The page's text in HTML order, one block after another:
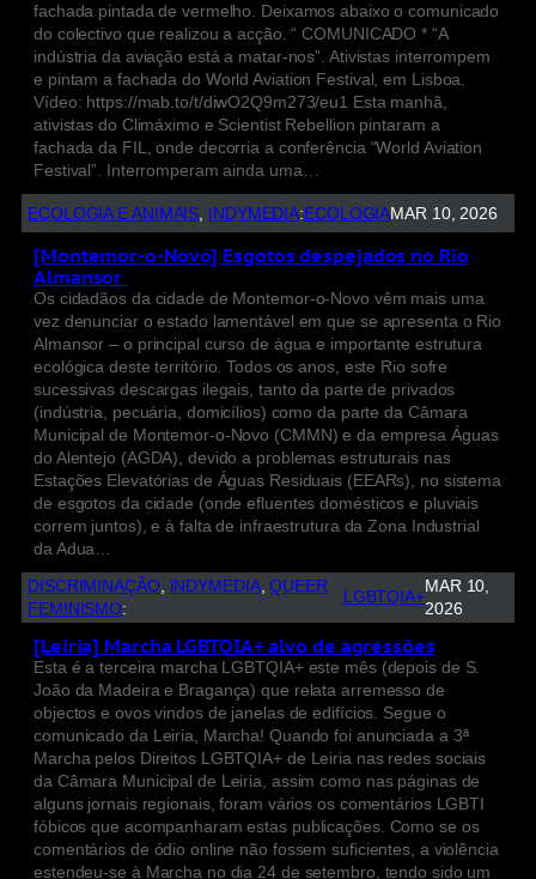
fachada pintada de vermelho. Deixamos abaixo o comunicado
do colectivo que realizou a acção. “ COMUNICADO * “A
indústria da aviação está a matar-nos”. Ativistas interrompem
e pintam a fachada do World Aviation Festival, em Lisboa.
Vídeo: https://mab.to/t/diwO2Q9m273/eu1 Esta manhã,
ativistas do Climáximo e Scientist Rebellion pintaram a
fachada da FIL, onde decorria a conferência “World Aviation
Festival”. Interromperam ainda uma…
ECOLOGIA E ANIMAIS INDYMEDIA:ECOLOGIAMAR 10, 2026
[Montemor-o-Novo] Esgotos despejados no Rio
Almansor
Os cidadãos da cidade de Montemor-o-Novo vêm mais uma
vez denunciar o estado lamentável em que se apresenta o Rio
Almansor – o principal curso de água e importante estrutura
ecológica deste território. Todos os anos, este Rio sofre
sucessivas descargas ilegais, tanto da parte de privados
(indústria, pecuária, domicílios) como da parte da Câmara
Municipal de Montemor-o-Novo (CMMN) e da empresa Águas
do Alentejo (AGDA), devido a problemas estruturais nas
Estações Elevatórias de Águas Residuais (EEARs), no sistema
de esgotos da cidade (onde efluentes domésticos e pluviais
correm juntos), e à falta de infraestrutura da Zona Industrial
da Adua…
DISCRIMINAÇÃO, INDYMEDIA, QUEER
FEMINISMO:
LGBTQIA+
MAR 10,
2026
[Leiria] Marcha LGBTQIA+ alvo de agressões
Esta é a terceira marcha LGBTQIA+ este mês (depois de S.
João da Madeira e Bragança) que relata arremesso de
objectos e ovos vindos de janelas de edifícios. Segue o
comunicado da Leiria, Marcha! Quando foi anunciada a 3ª
Marcha pelos Direitos LGBTQIA+ de Leiria nas redes sociais
da Câmara Municipal de Leiria, assim como nas páginas de
alguns jornais regionais, foram vários os comentários LGBTI
fóbicos que acompanharam estas publicações. Como se os
comentários de ódio online não fossem suficientes, a violência
estendeu-se à Marcha no dia 24 de setembro, tendo sido um